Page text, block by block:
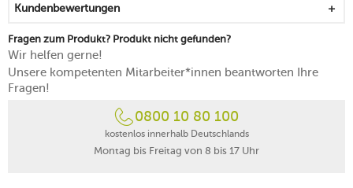
sicher befestigter Holzgriff mit praktischem Gegengriff
lässt sich an einer Öse platzsparend aufhängen
für alle Herdarten geeignet
nur von Hand reinigen
5 Jahre Herstellergarantie
Kundenbewertungen
Fragen zum Produkt? Produkt nicht gefunden?
Wir helfen gerne!
Unsere kompetenten Mitarbeiter*innen beantworten Ihre
Fragen!
0800 10 80 100
kostenlos innerhalb Deutschlands
Montag bis Freitag von 8 bis 17 Uhr